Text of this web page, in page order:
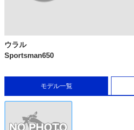
ウラル
Sportsman650
モデル一覧